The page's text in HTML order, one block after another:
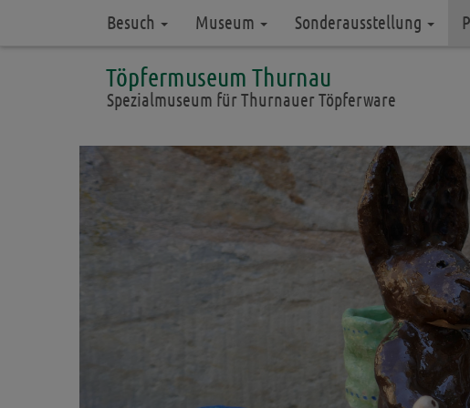
Besuch Museum Sonderausstellung
Töpfermuseum Thurnau
Spezialmuseum für Thurnauer Töpferware